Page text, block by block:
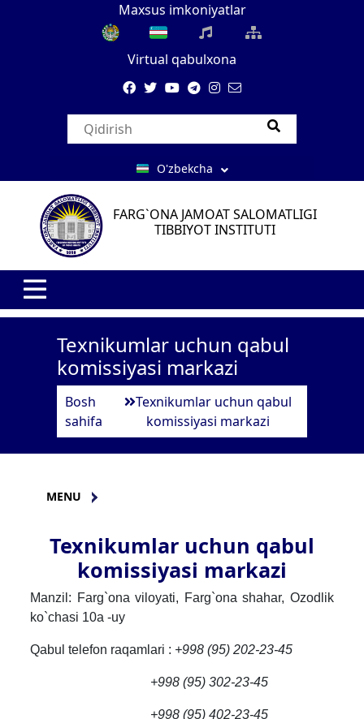
Maxsus imkoniyatlar
Virtual qabulxona
O'zbekcha
FARG`ONA JAMOAT SALOMATLIGI
TIBBIYOT INSTITUTI
Texnikumlar uchun qabul
komissiyasi markazi
Bosh
sahifa
Texnikumlar uchun qabul
komissiyasi markazi
MENU
Texnikumlar uchun qabul
komissiyasi markazi
Manzil: Farg`ona viloyati, Farg`ona shahar, Ozodlik
ko`chasi 10a -uy
Qabul telefon raqamlari : +998 (95) 202-23-45
+998 (95) 302-23-45
+998 (95) 402-23-45